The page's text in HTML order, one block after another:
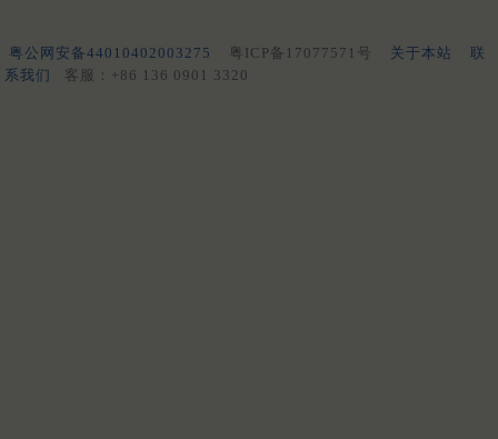
粤公网安备44010402003275 粤ICP备17077571号 关于本站
联
系我们
客服：+86 136 0901 3320